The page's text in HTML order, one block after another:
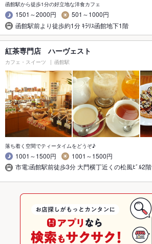
函館駅から徒歩1分の好立地な洋食カフェ
1501～2000円
501～1000円
函館駅前より徒歩約1分 ｷﾗﾘｽ函館地下1階
紅茶専門店 ハーヴェスト
カフェ・スイーツ 函館駅
落ち着く空間でティータイムをどうぞ♪
1001～1500円
1001～1500円
市電:函館駅前徒歩3分 大門横丁近くの松風ﾋﾞﾙ2階